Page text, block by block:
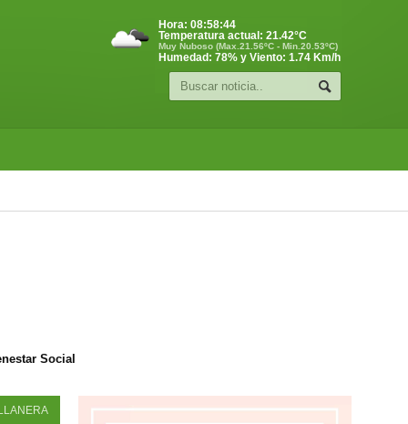
Hora: 08:58:45
Temperatura actual: 21.42°C
Muy Nuboso (Max.21.56ºC - Min.20.53ºC)
Humedad: 78% y Viento: 1.74 Km/h
Social